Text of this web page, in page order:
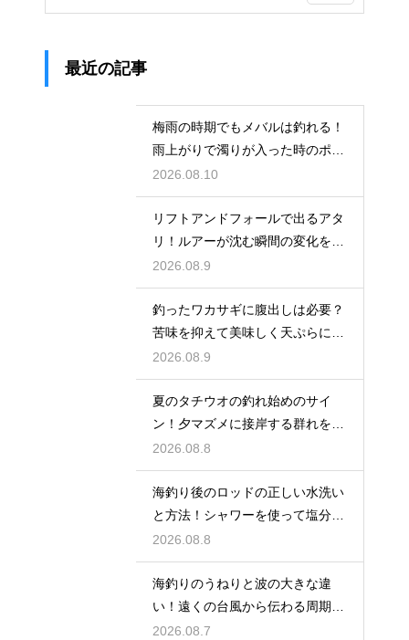
最近の記事
梅雨の時期でもメバルは釣れる！
雨上がりで濁りが入った時のポイ
ント
2026.08.10
リフトアンドフォールで出るアタ
リ！ルアーが沈む瞬間の変化を見
逃さない
2026.08.9
釣ったワカサギに腹出しは必要？
苦味を抑えて美味しく天ぷらにす
る下処理
2026.08.9
夏のタチウオの釣れ始めのサイ
ン！夕マズメに接岸する群れをル
アーで狙う
2026.08.8
海釣り後のロッドの正しい水洗い
と方法！シャワーを使って塩分を
落出す
2026.08.8
海釣りのうねりと波の大きな違
い！遠くの台風から伝わる周期の
長い波の危険
2026.08.7